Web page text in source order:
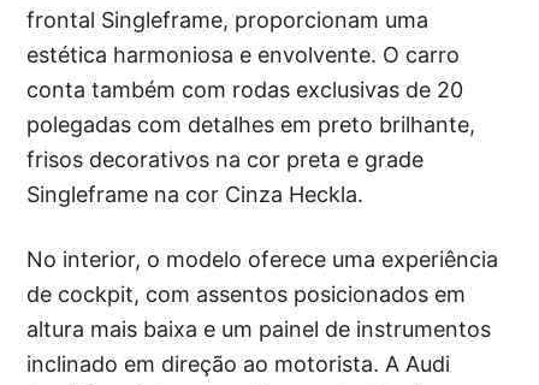
frontal Singleframe, proporcionam uma
estética harmoniosa e envolvente. O carro
conta também com rodas exclusivas de 20
polegadas com detalhes em preto brilhante,
frisos decorativos na cor preta e grade
Singleframe na cor Cinza Heckla.
No interior, o modelo oferece uma experiência
de cockpit, com assentos posicionados em
altura mais baixa e um painel de instrumentos
inclinado em direção ao motorista. A Audi